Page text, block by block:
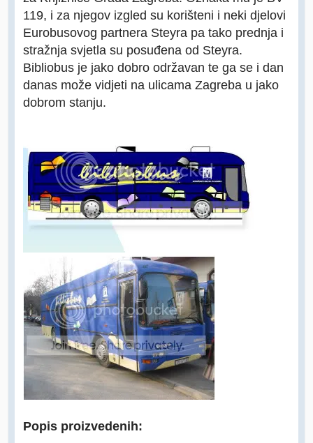
119, i za njegov izgled su korišteni i neki djelovi
Eurobusovog partnera Steyra pa tako prednja i
stražnja svjetla su posuđena od Steyra.
Bibliobus je jako dobro održavan te ga se i dan
danas može vidjeti na ulicama Zagreba u jako
dobrom stanju.
Popis proizvedenih: